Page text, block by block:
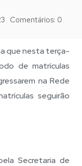
Comentários: 0
que nesta terça-
de matrículas
na Rede
seguirão
Secretaria de